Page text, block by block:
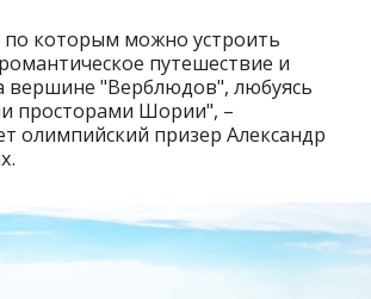
которым можно устроить
путешествие и
вершине "Верблюдов", любуясь
просторами Шории", –
олимпийский призер Александр